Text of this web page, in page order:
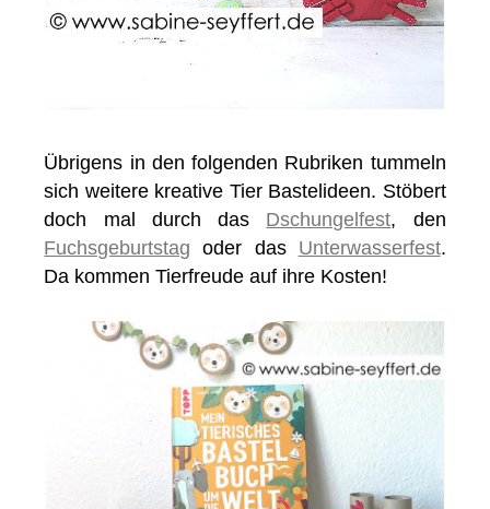
Übrigens in den folgenden Rubriken tummeln
sich weitere kreative Tier Bastelideen. Stöbert
doch mal durch das Dschungelfest, den
Fuchsgeburtstag oder das Unterwasserfest.
Da kommen Tierfreude auf ihre Kosten!